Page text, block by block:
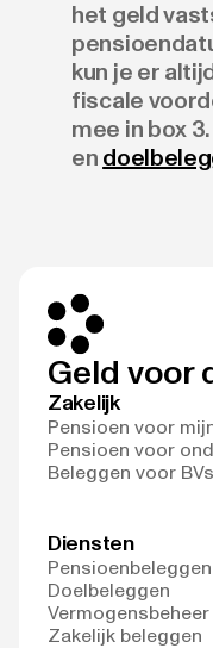
het geld
kun je er
fiscale
mee in box
en
Geld voor
Zakelijk
Pensioen voor
Pensioen voor
Beleggen voor BVs
Diensten
Pensioenbeleggen
Doelbeleggen
Vermogensbeheer
Zakelijk beleggen